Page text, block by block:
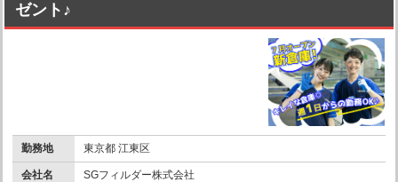
ゼント♪
勤務地 東京都 江東区
会社名 SGフィルダー株式会社